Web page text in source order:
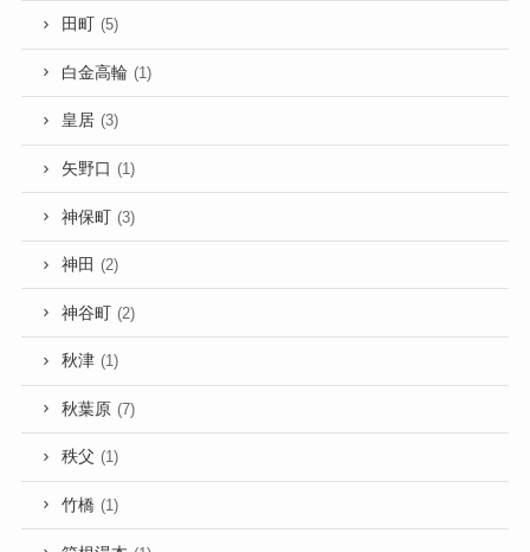
田町 (5)
白金高輪 (1)
皇居 (3)
矢野口 (1)
神保町 (3)
神田 (2)
神谷町 (2)
秋津 (1)
秋葉原 (7)
秩父 (1)
竹橋 (1)